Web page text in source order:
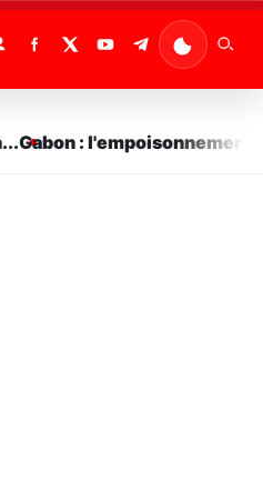
: l'empoisonnement